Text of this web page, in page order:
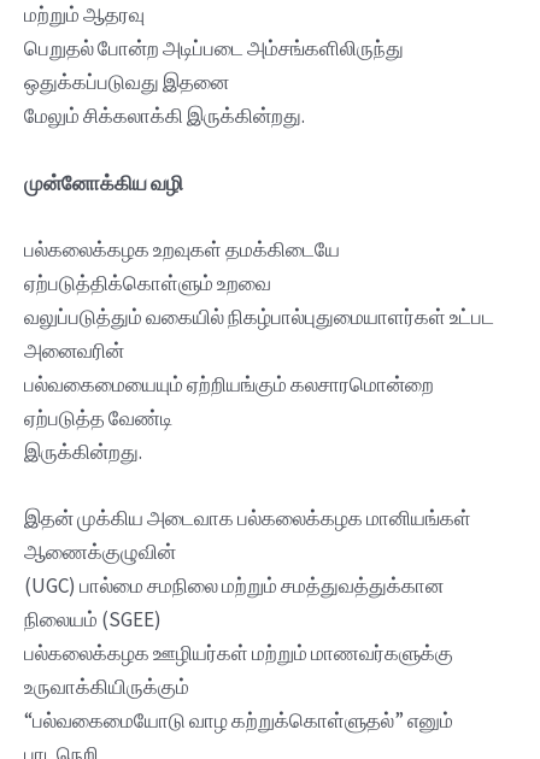
மற்றும் ஆதரவு
பெறுதல் போன்ற அடிப்படை அம்சங்களிலிருந்து
ஒதுக்கப்படுவது இதனை
மேலும் சிக்கலாக்கி இருக்கின்றது.
முன்னோக்கிய வழி
பல்கலைக்கழக உறவுகள் தமக்கிடையே
ஏற்படுத்திக்கொள்ளும் உறவை
வலுப்படுத்தும் வகையில் நிகழ்பால்புதுமையாளர்கள் உட்பட
அனைவரின்
பல்வகைமையையும் ஏற்றியங்கும் கலசாரமொன்றை
ஏற்படுத்த வேண்டி
இருக்கின்றது.
இதன் முக்கிய அடைவாக பல்கலைக்கழக மானியங்கள்
ஆணைக்குழுவின்
(UGC) பால்மை சமநிலை மற்றும் சமத்துவத்துக்கான
நிலையம் (SGEE)
பல்கலைக்கழக ஊழியர்கள் மற்றும் மாணவர்களுக்கு
உருவாக்கியிருக்கும்
“பல்வகைமையோடு வாழ கற்றுக்கொள்ளுதல்” எனும்